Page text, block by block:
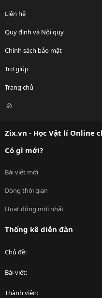
Liên hệ
Quy định và Nội quy
Chính sách bảo mật
Trợ giúp
Trang chủ
R
Zix.vn - Học Vật lí Online
Có gì mới?
Bài viết mới
Dòng thời gian
Hoạt động mới nhất
Thống kê diễn đàn
Chủ đề
Bài viết
Thành viên